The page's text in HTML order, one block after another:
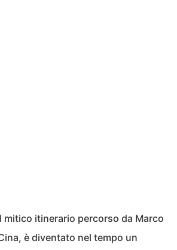
mitico itinerario percorso da Marco
è diventato nel tempo un